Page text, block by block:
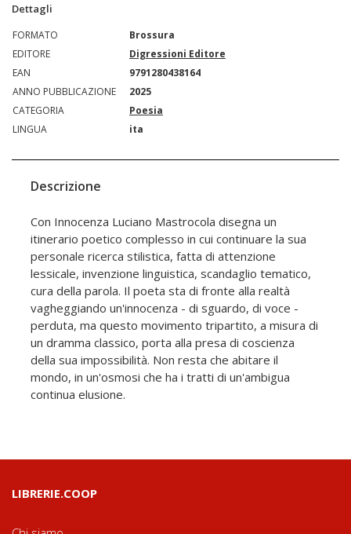
Dettagli
FORMATO
Brossura
EDITORE
Digressioni Editore
EAN
9791280438164
ANNO PUBBLICAZIONE
2025
CATEGORIA
Poesia
LINGUA
ita
Descrizione
Con Innocenza Luciano Mastrocola disegna un
itinerario poetico complesso in cui continuare la sua
personale ricerca stilistica, fatta di attenzione
lessicale, invenzione linguistica, scandaglio tematico,
cura della parola. Il poeta sta di fronte alla realtà
vagheggiando un'innocenza - di sguardo, di voce -
perduta, ma questo movimento tripartito, a misura di
un dramma classico, porta alla presa di coscienza
della sua impossibilità. Non resta che abitare il
mondo, in un'osmosi che ha i tratti di un'ambigua
continua elusione.
LIBRERIE.COOP